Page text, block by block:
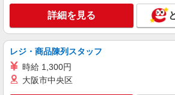
ワイモバイルときめき通り店
ワイモバイルショップ
月給 176,000円 〜
■ワイモバイルときめ
詳細を見る
レジ・商品陳列スタッフ
時給 1,300円
大阪市中央区